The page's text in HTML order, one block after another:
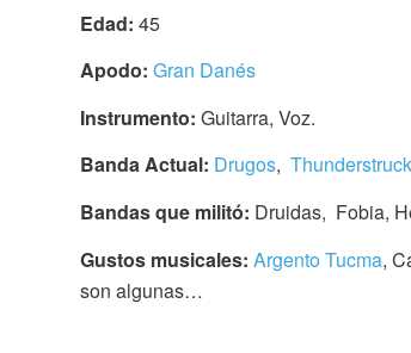
Edad: 45
Apodo: Gran Danés
Instrumento: Guitarra, Voz.
Banda Actual: Drugos, Thunderstruck
Bandas que militó: Druidas, Fobia,
Gustos musicales: Argento Tucma,
son algunas…